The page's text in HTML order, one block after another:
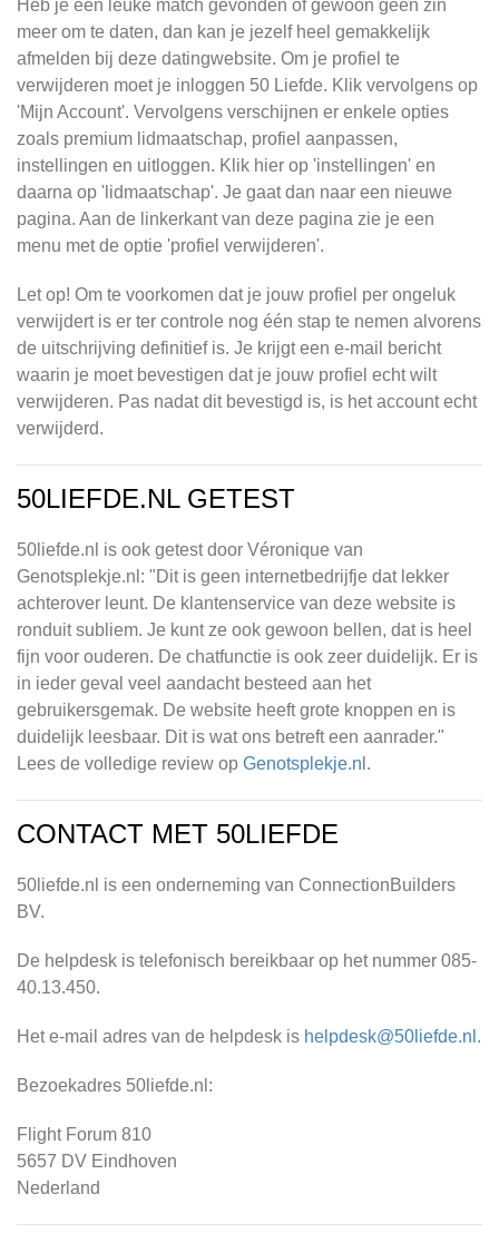
Heb je een leuke match gevonden of gewoon geen zin
meer om te daten, dan kan je jezelf heel gemakkelijk
afmelden bij deze datingwebsite. Om je profiel te
verwijderen moet je inloggen 50 Liefde. Klik vervolgens op
'Mijn Account'. Vervolgens verschijnen er enkele opties
zoals premium lidmaatschap, profiel aanpassen,
instellingen en uitloggen. Klik hier op 'instellingen' en
daarna op 'lidmaatschap'. Je gaat dan naar een nieuwe
pagina. Aan de linkerkant van deze pagina zie je een
menu met de optie 'profiel verwijderen'.
Let op! Om te voorkomen dat je jouw profiel per ongeluk
verwijdert is er ter controle nog één stap te nemen alvorens
de uitschrijving definitief is. Je krijgt een e-mail bericht
waarin je moet bevestigen dat je jouw profiel echt wilt
verwijderen. Pas nadat dit bevestigd is, is het account echt
verwijderd.
50LIEFDE.NL GETEST
50liefde.nl is ook getest door Véronique van
Genotsplekje.nl: "Dit is geen internetbedrijfje dat lekker
achterover leunt. De klantenservice van deze website is
ronduit subliem. Je kunt ze ook gewoon bellen, dat is heel
fijn voor ouderen. De chatfunctie is ook zeer duidelijk. Er is
in ieder geval veel aandacht besteed aan het
gebruikersgemak. De website heeft grote knoppen en is
duidelijk leesbaar. Dit is wat ons betreft een aanrader."
Lees de volledige review op Genotsplekje.n l.
CONTACT MET 50LIEFDE
50liefde.nl is een onderneming van ConnectionBuilders
BV.
De helpdesk is telefonisch bereikbaar op het nummer 085-
40.13.450.
Het e-mail adres van de helpdesk is helpdesk@50liefde.nl .
Bezoekadres 50liefde.nl:
Flight Forum 810
5657 DV Eindhoven
Nederland